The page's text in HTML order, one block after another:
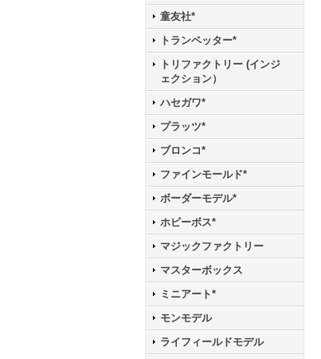
童友社*
トランペッター*
トリファクトリー (インジ
ェクション）
ハセガワ*
プラッツ*
ブロンコ*
ファインモールド*
ボーダーモデル*
ホビーボス*
マジックファクトリー
マスターボックス
ミニアート*
モンモデル
ライフィールドモデル